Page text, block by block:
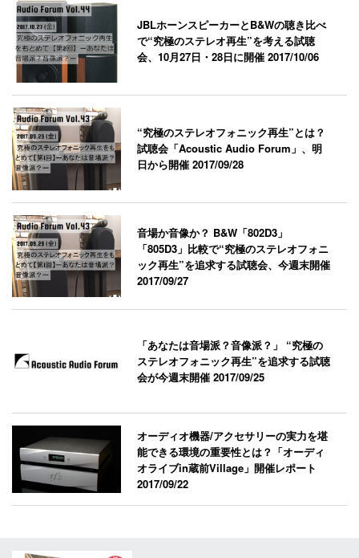
JBLホーンスピーカーとB&Wの聴き比べ
で“究極のステレオ再生”を考える試聴
会、10月27日・28日に開催2017/10/06
“究極のステレオフォニック再生”とは？
試聴会「Acoustic Audio Forum」、明
日から開催2017/09/28
音場か音像か？ B&W「802D3」
「805D3」比較で“究極のステレオフォニ
ック再生”を追求する試聴会、今週末開催
2017/09/27
「あなたは音場派？音像派？」 “究極の
ステレオフォニック再生”を追求する試聴
会が今週末開催2017/09/25
オーディオ機器/アクセサリーの実力を堪
能できる環境の重要性とは？「オーディ
オライブin蔵前Village」開催レポート
2017/09/22